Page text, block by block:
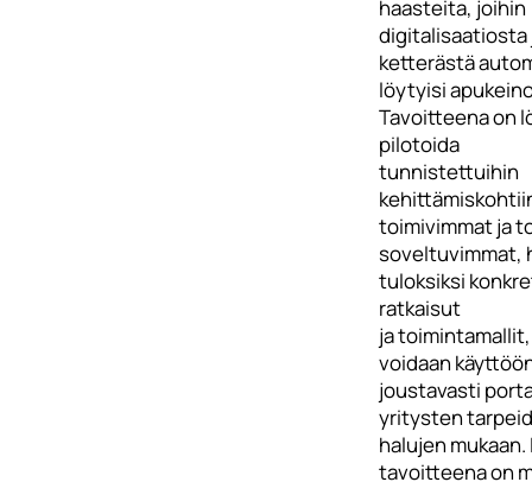
haasteita, joihin
digitalisaatiosta
ketterästä
löytyisi
Tavoitteena on
pilotoida
tunnistettuihin
toimivimmat ja
soveltuvimmat,
tuloksiksi
ratkaisut
ja
voidaan
joustavasti
yritysten
halujen mukaan.
tavoitteena on